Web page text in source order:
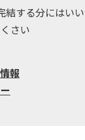
結する分にはい
さい
報